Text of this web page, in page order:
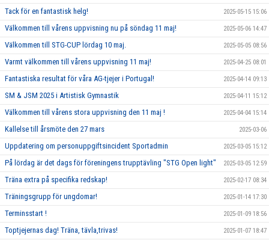
Tack för en fantastisk helg! 2025-05-15 15:06
Välkommen till vårens uppvisning nu på söndag 11 maj! 2025-05-06 14:47
Välkommen till STG-CUP lördag 10 maj. 2025-05-05 08:56
Varmt välkommen till vårens uppvisning 11 maj! 2025-04-25 08:01
Fantastiska resultat för våra AG-tjejer i Portugal! 2025-04-14 09:13
SM & JSM 2025 i Artistisk Gymnastik 2025-04-11 15:12
Välkommen till vårens stora uppvisning den 11 maj ! 2025-04-04 15:14
Kallelse till årsmöte den 27 mars 2025-03-06
Uppdatering om personuppgiftsincident Sportadmin 2025-03-05 15:12
På lördag är det dags för föreningens trupptävling "STG Open light" 2025-03-05 12:59
Träna extra på specifika redskap! 2025-02-17 08:34
Träningsgrupp för ungdomar! 2025-01-14 17:30
Terminsstart ! 2025-01-09 18:56
Toptjejernas dag! Träna, tävla,trivas! 2025-01-07 18:47